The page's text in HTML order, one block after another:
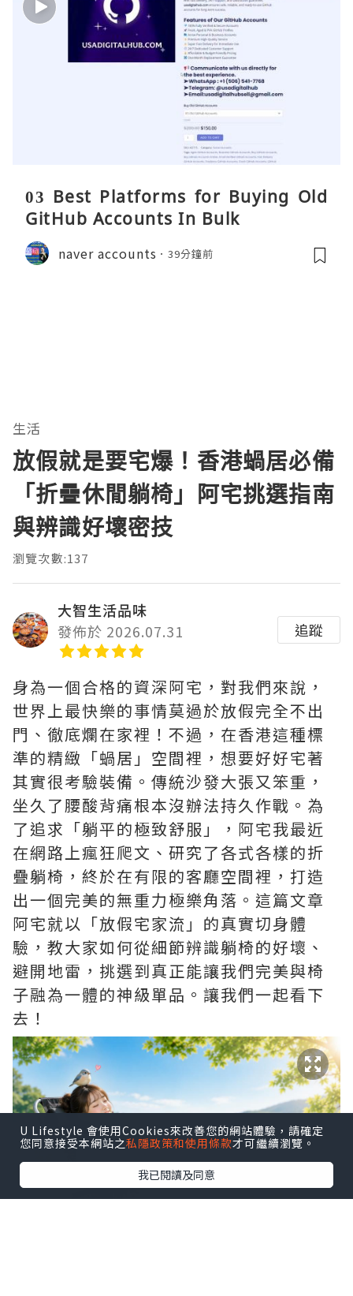
03 Best Platforms for Buying Old
GitHub Accounts In Bulk
naver accounts 39分鐘前
生活
放假就是要宅爆！香港蝸居必備
「折疊休閒躺椅」阿宅挑選指南
與辨識好壞密技
瀏覽次數:137
大智生活品味
發佈於 2026.07.31
追蹤
身為一個合格的資深阿宅，對我們來說，
世界上最快樂的事情莫過於放假完全不出
門、徹底爛在家裡！不過，在香港這種標
準的精緻「蝸居」空間裡，想要好好宅著
其實很考驗裝備。傳統沙發大張又笨重，
坐久了腰酸背痛根本沒辦法持久作戰。為
了追求「躺平的極致舒服」，阿宅我最近
在網路上瘋狂爬文、研究了各式各樣的折
疊躺椅，終於在有限的客廳空間裡，打造
出一個完美的無重力極樂角落。這篇文章
阿宅就以「放假宅家流」的真實切身體
驗，教大家如何從細節辨識躺椅的好壞、
避開地雷，挑選到真正能讓我們完美與椅
子融為一體的神級單品。讓我們一起看下
去！
U Lifestyle 會使用Cookies來改善您的網站體驗，請確定
您同意接受本網站之私隱政策和使用條款才可繼續瀏覽。
我已閱讀及同意